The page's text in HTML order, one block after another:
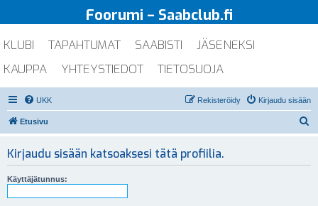
Foorumi – Saabclub.fi
KLUBI TAPAHTUMAT SAABISTI
JÄSENEKSI
KAUPPA
YHTEYSTIEDOT TIETOSUOJA
UKK Kirjaudu sisään
Rekisteröidy
Etusivu
Kirjaudu sisään katsoaksesi tätä profiilia.
Käyttäjätunnus: